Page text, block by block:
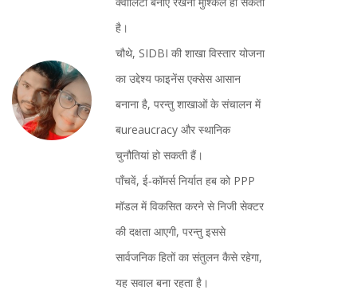
है।
चौथे, SIDBI की शाखा विस्तार योजना
का उद्देश्य फाइनेंस एक्सेस आसान
बनाना है, परन्तु शाखाओं के संचालन में
बureaucracy और स्थानिक
चुनौतियां हो सकती हैं।
पाँचवें, ई‑कॉमर्स निर्यात हब को PPP
मॉडल में विकसित करने से निजी सेक्टर
की दक्षता आएगी, परन्तु इससे
सार्वजनिक हितों का संतुलन कैसे रहेगा,
यह सवाल बना रहता है।